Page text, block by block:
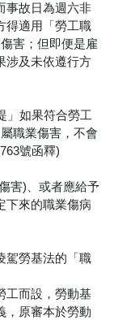
事故日為週六非
得適用「勞工職
害；但即便是雇
涉及未依遵行方
」如果符合勞工
職業傷害，不會
號函釋)
害)、或者應給予
下來的職業傷病
駕勞基法的「職
工而設，勞動基
，原審本於勞動